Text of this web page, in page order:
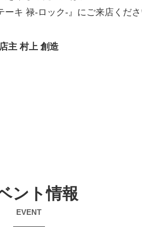
ーキ 禄-ロック-』にご来店くだ
店主 村上 創造
ント情報
EVENT